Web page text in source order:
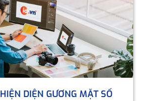
HIỆN DIỆN GƯƠNG MẶT SỐ